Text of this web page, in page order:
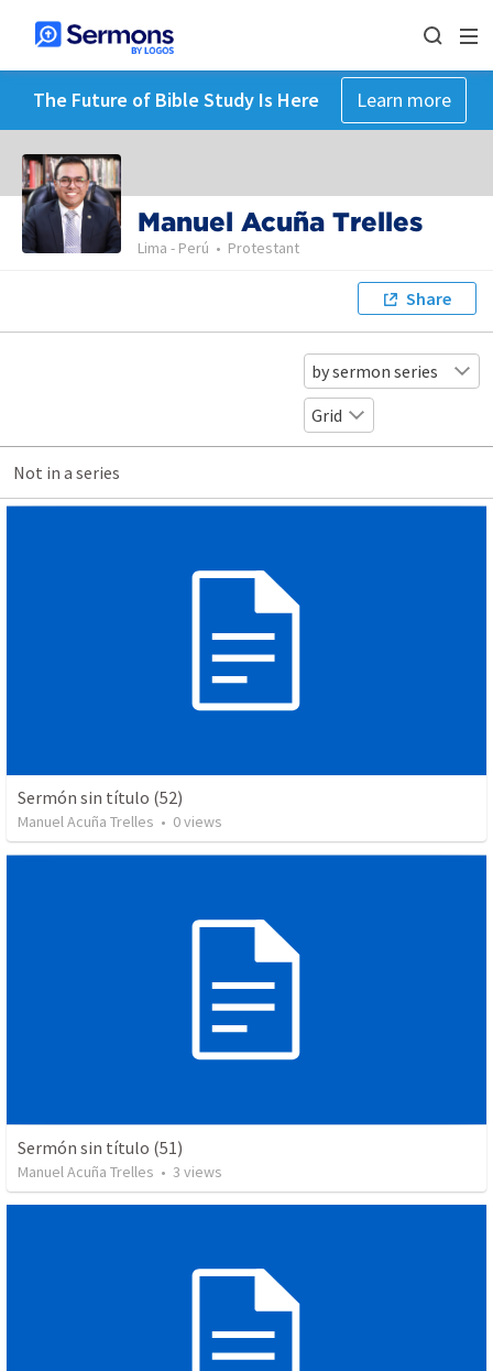
The Future of Bible Study Is Here Learn more
Manuel Acuña Trelles
Lima - Perú • Protestant
Share
by sermon series
Grid
Not in a series
Sermón sin título (52)
Manuel Acuña Trelles • 0views
Sermón sin título (51)
Manuel Acuña Trelles • 3 views